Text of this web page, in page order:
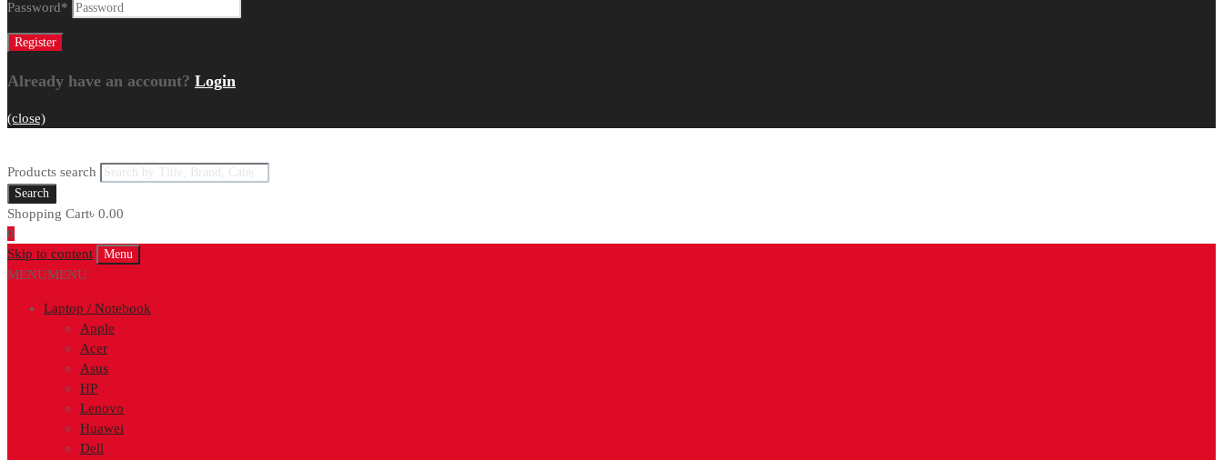
Password*
Already have an account? Login
(close)
Products search
Search
Shopping Cart৳ 0.00
0
Skip to content
Menu
MENUMENU
Laptop / Notebook
Apple
Acer
Asus
HP
Lenovo
Huawei
Dell